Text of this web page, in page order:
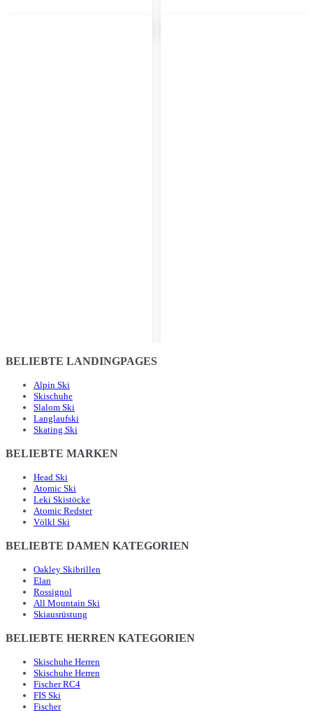
BELIEBTE LANDINGPAGES
Alpin Ski
Skischuhe
Slalom Ski
Langlaufski
Skating Ski
BELIEBTE MARKEN
Head Ski
Atomic Ski
Leki Skistöcke
Atomic Redster
Völkl Ski
BELIEBTE DAMEN KATEGORIEN
Oakley Skibrillen
Elan
Rossignol
All Mountain Ski
Skiausrüstung
BELIEBTE HERREN KATEGORIEN
Skischuhe Herren
Skischuhe Herren
Fischer RC4
FIS Ski
Fischer